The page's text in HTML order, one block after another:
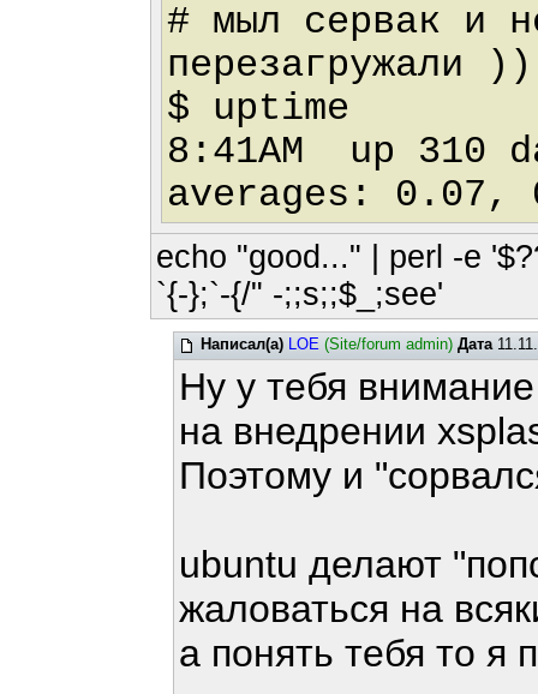
# мыл сервак и
перезагружали
$ uptime
8:41AM up
averages: 0.07,
echo "good..." | perl -e
`{-};`-{/" -;;s;;$_;see'
Написал(а) LOE (Site/forum admin) Дата
Ну у тебя
на внедрении
Поэтому и
ubuntu делают
жаловаться на
а понять тебя то я